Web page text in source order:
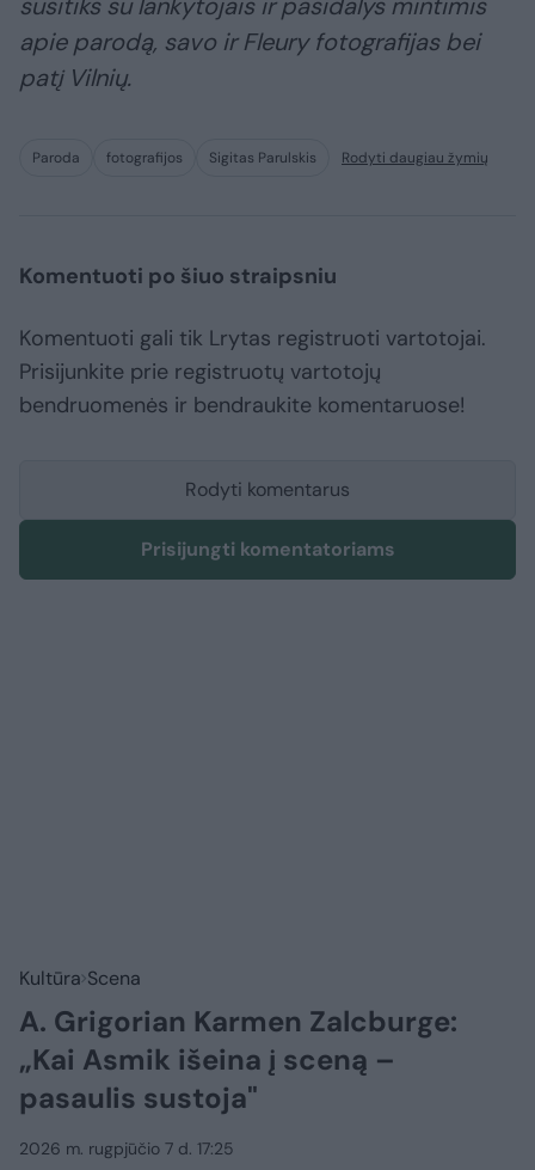
apie parodą, savo ir Fleury fotografijas bei
patį Vilnių.
Paroda fotografijos Sigitas Parulskis Rodyti daugiau žymių
Komentuoti po šiuo straipsniu
Komentuoti gali tik Lrytas registruoti vartotojai.
Prisijunkite prie registruotų vartotojų
bendruomenės ir bendraukite komentaruose!
Rodyti komentarus
Prisijungti komentatoriams
Kultūra Scena
A. Grigorian Karmen Zalcburge:
„Kai Asmik išeina į sceną –
pasaulis sustoja"
2026 m. rugpjūčio 7 d. 17:25